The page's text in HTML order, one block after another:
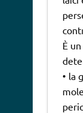
È
• la